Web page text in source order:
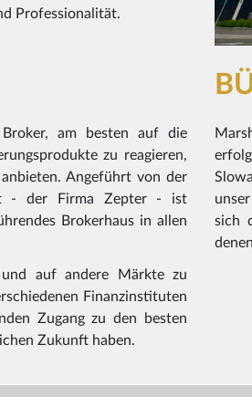
Professionalität.
am besten auf die
zu reagieren,
Angeführt von der
- der Firma Zepter - ist
Brokerhaus in allen
auf andere Märkte zu
Finanzinstituten
Zugang zu den besten
Zukunft haben.
sich